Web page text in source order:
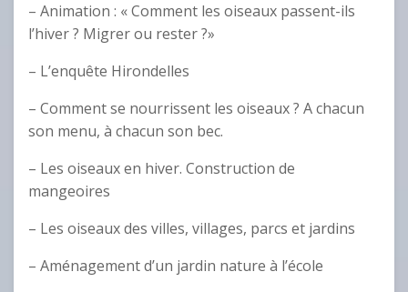
– Animation : « Comment les oiseaux passent-ils
l’hiver ? Migrer ou rester ?»
– L’enquête Hirondelles
– Comment se nourrissent les oiseaux ? A chacun
son menu, à chacun son bec.
– Les oiseaux en hiver. Construction de
mangeoires
– Les oiseaux des villes, villages, parcs et jardins
– Aménagement d’un jardin nature à l’école